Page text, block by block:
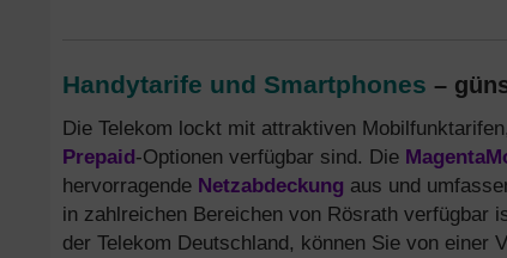
Handytarife und Smartphones –
Die Telekom lockt mit attraktiven
Prepaid-Optionen verfügbar sind. Die
hervorragende Netzabdeckung aus und
in zahlreichen Bereichen von Rösrath verfügbar
der Telekom Deutschland, können Sie von einer